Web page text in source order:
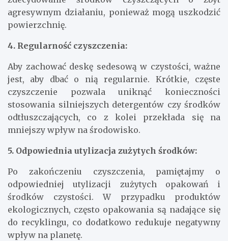
agresywnym działaniu, ponieważ mogą uszkodzić
powierzchnię.
4. Regularność czyszczenia:
Aby zachować deskę sedesową w czystości, ważne
jest, aby dbać o nią regularnie. Krótkie, częste
czyszczenie pozwala uniknąć konieczności
stosowania silniejszych detergentów czy środków
odtłuszczających, co z kolei przekłada się na
mniejszy wpływ na środowisko.
5. Odpowiednia utylizacja zużytych środków:
Po zakończeniu czyszczenia, pamiętajmy o
odpowiedniej utylizacji zużytych opakowań i
środków czystości. W przypadku produktów
ekologicznych, często opakowania są nadające się
do recyklingu, co dodatkowo redukuje negatywny
wpływ na planetę.